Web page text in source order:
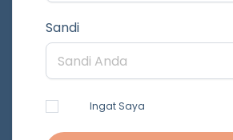
Sandi
Ingat Saya